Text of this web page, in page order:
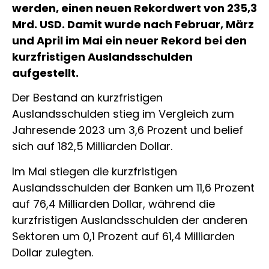
werden, einen neuen Rekordwert von 235,3
Mrd. USD. Damit wurde nach Februar, März
und April im Mai ein neuer Rekord bei den
kurzfristigen Auslandsschulden
aufgestellt.
Der Bestand an kurzfristigen
Auslandsschulden stieg im Vergleich zum
Jahresende 2023 um 3,6 Prozent und belief
sich auf 182,5 Milliarden Dollar.
Im Mai stiegen die kurzfristigen
Auslandsschulden der Banken um 11,6 Prozent
auf 76,4 Milliarden Dollar, während die
kurzfristigen Auslandsschulden der anderen
Sektoren um 0,1 Prozent auf 61,4 Milliarden
Dollar zulegten.